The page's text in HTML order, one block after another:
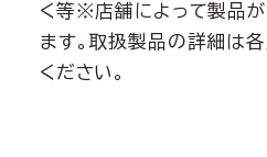
く等※店舗によって製品
ます。取扱製品の詳細は
ください。